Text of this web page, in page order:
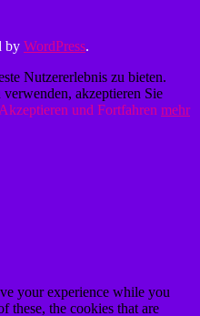
by WordPress.
Nutzererlebnis zu bieten.
akzeptieren Sie
Akzeptieren und Fortfahren mehr
your experience while you
these, the cookies that are